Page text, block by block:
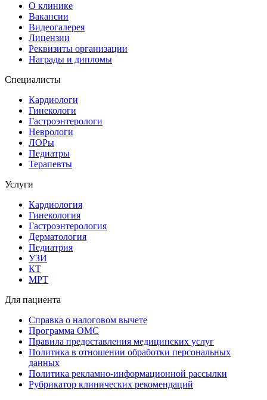
О клинике
Вакансии
Видеогалерея
Лицензии
Реквизиты организации
Награды и дипломы
Специалисты
Кардиологи
Гинекологи
Гастроэнтерологи
Неврологи
ЛОРы
Педиатры
Терапевты
Услуги
Кардиология
Гинекология
Гастроэнтерология
Дерматология
Педиатрия
УЗИ
КТ
МРТ
Для пациента
Справка о налоговом вычете
Программа ОМС
Правила предоставления медицинских услуг
Политика в отношении обработки персональных
данных
Политика рекламно-информационной рассылки
Рубрикатор клинических рекомендаций